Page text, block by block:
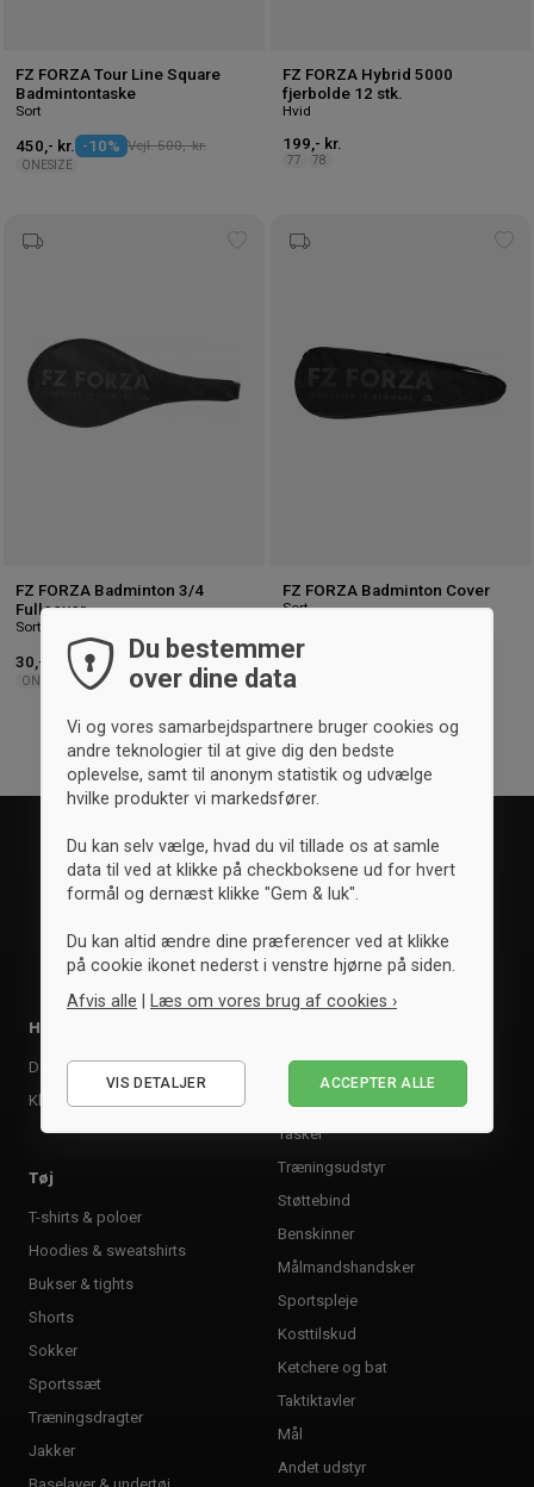
FZ FORZA Tour Line Square
Badmintontaske
Sort
450,- kr. -10% Vejl. 500,- kr.
ONESIZE
FZ FORZA Hybrid 5000
fjerbolde 12 stk.
Hvid
199,- kr.
77 78
FZ FORZA Badminton 3/4
Fullcover
Sort
30,- kr. -40% Vejl. 50,- kr.
ONESIZE
FZ FORZA Badminton Cover
Sort
60,- kr.
ONESIZE
Holdsæt
Design dit holdsæt
Klubaftale
Tøj
T-shirts & poloer
Hoodies & sweatshirts
Bukser & tights
Shorts
Sokker
Sportssæt
Træningsdragter
Jakker
Bolde
Kasketter & huer
Tasker
Træningsudstyr
Støttebind
Benskinner
Målmandshandsker
Sportspleje
Kosttilskud
Ketchere og bat
Taktiktavler
Mål
Andet udstyr
Du bestemmer
over dine data
Vi og vores samarbejdspartnere bruger cookies og
andre teknologier til at give dig den bedste
oplevelse, samt til anonym statistik og udvælge
hvilke produkter vi markedsfører.
Du kan selv vælge, hvad du vil tillade os at samle
data til ved at klikke på checkboksene ud for hvert
formål og dernæst klikke "Gem & luk".
Du kan altid ændre dine præferencer ved at klikke
på cookie ikonet nederst i venstre hjørne på siden.
Afvis alle | Læs om vores brug af cookies ›
Statistiske
VIS DETALJER ACCEPTER ALLE